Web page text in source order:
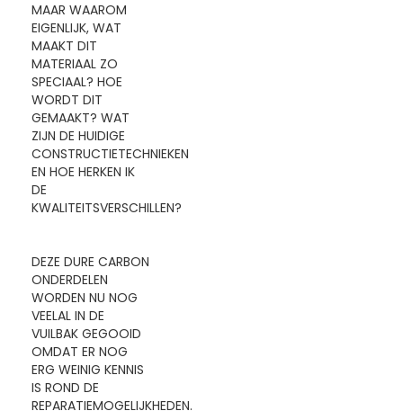
MAAR WAAROM
EIGENLIJK, WAT
MAAKT DIT
MATERIAAL ZO
SPECIAAL? HOE
WORDT DIT
GEMAAKT? WAT
ZIJN DE HUIDIGE
CONSTRUCTIETECHNIEKEN
EN HOE HERKEN IK
DE
KWALITEITSVERSCHILLEN?
DEZE DURE CARBON
ONDERDELEN
WORDEN NU NOG
VEELAL IN DE
VUILBAK GEGOOID
OMDAT ER NOG
ERG WEINIG KENNIS
IS ROND DE
REPARATIEMOGELIJKHEDEN.